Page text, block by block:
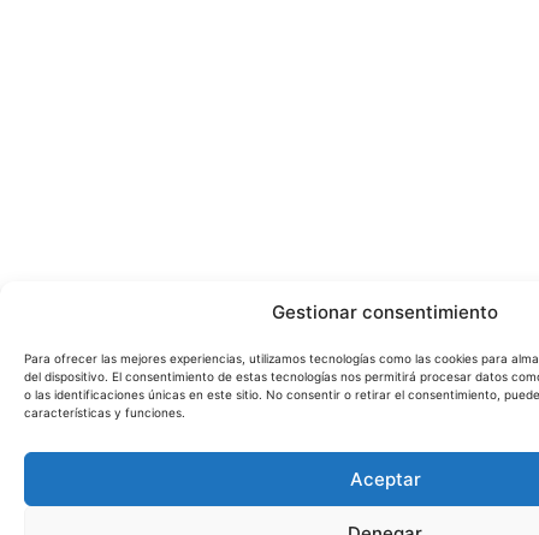
Gestionar consentimiento
Para ofrecer las mejores experiencias, utilizamos tecnologías como las cookies para
del dispositivo. El consentimiento de estas tecnologías nos permitirá procesar datos
o las identificaciones únicas en este sitio. No consentir o retirar el consentimiento,
características y funciones.
Aceptar